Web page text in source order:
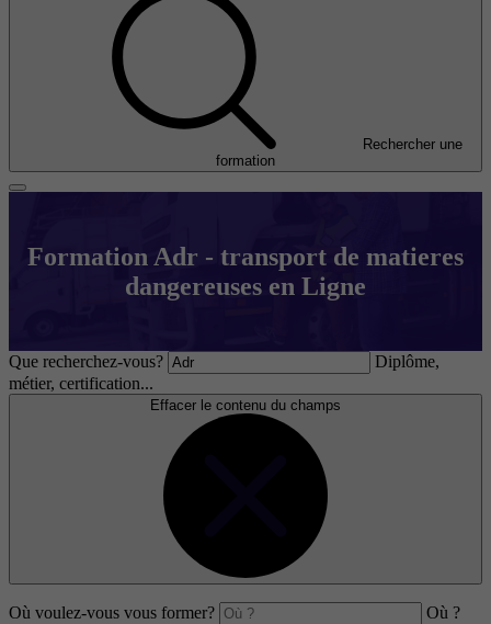
Rechercher une
formation
Formation Adr - transport de matieres
dangereuses en Ligne
Que recherchez-vous?
Diplôme,
métier, certification...
Effacer le contenu du champs
Où voulez-vous vous former? Où ?